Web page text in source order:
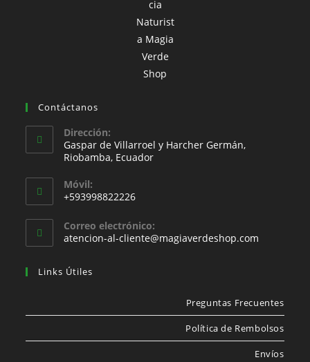
Contáctanos
Dirección:
Gaspar de Villarroel y Harcher Germán,
Riobamba, Ecuador
Móvil:
+593998822226
Correo electrónico:
atencion-al-cliente@magiaverdeshop.com
Links Útiles
Preguntas Frecuentes
Política de Rembolsos
Envíos